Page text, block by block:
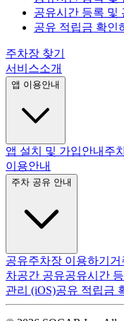
공유시간 등록 및
공유 적립금 확인
주차장 찾기
서비스소개
앱 이용안내
앱 설치 및 가입안내 주
이용안내
주차 공유 안내
공유주차장 이용하기 거
차공간 공유공유시간
관리 (iOS)공유 적립금